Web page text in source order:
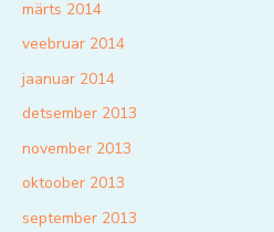
märts 2014
veebruar 2014
jaanuar 2014
detsember 2013
november 2013
oktoober 2013
september 2013